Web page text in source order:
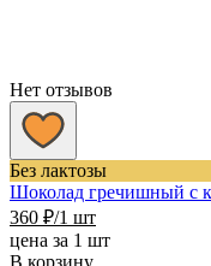
Нет отзывов
Без лактозы
Шоколад гречишный с
360 ₽/1 шт
цена за 1 шт
В корзину